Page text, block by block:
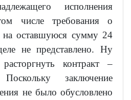
исполнения
числе требования о
на оставшуюся сумму 24
не представлено. Ну
контракт –
заключение
не было обусловлено